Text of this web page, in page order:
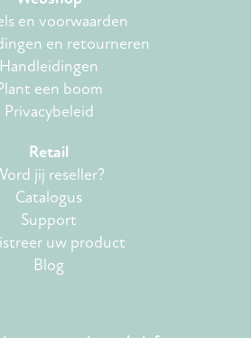
en voorwaarden
en retourneren
Handleidingen
een boom
Privacybeleid
Retail
jij reseller?
Catalogus
Support
uw product
Blog